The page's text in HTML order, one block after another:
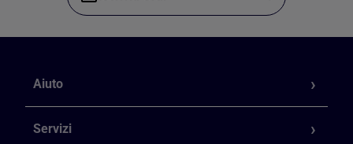
Aiuto
Servizi